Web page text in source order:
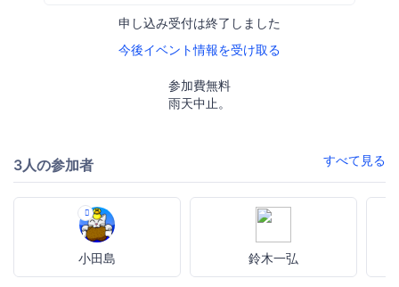
申し込み受付は終了しました
今後イベント情報を受け取る
参加費無料
雨天中止。
3人の参加者 すべて見る
小田島 鈴木一弘